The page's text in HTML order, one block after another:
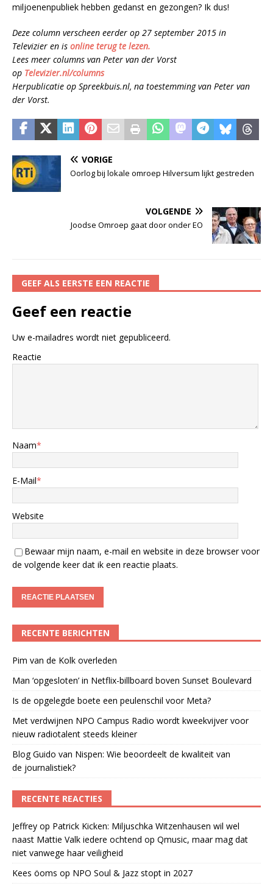
miljoenenpubliek hebben gedanst en gezongen? Ik dus!
Deze column verscheen eerder op 27 september 2015 in
Televizier en is online terug te lezen.
Lees meer columns van Peter van der Vorst
op Televizier.nl/columns
Herpublicatie op Spreekbuis.nl, na toestemming van Peter van
der Vorst.
VORIGE
Oorlog bij lokale omroep Hilversum lijkt gestreden
VOLGENDE
Joodse Omroep gaat door onder EO
GEEF ALS EERSTE EEN REACTIE
Geef een reactie
Uw e-mailadres wordt niet gepubliceerd.
Reactie
Naam*
E-Mail*
Website
Bewaar mijn naam, e-mail en website in deze browser voor
de volgende keer dat ik een reactie plaats.
RECENTE BERICHTEN
Pim van de Kolk overleden
Man ‘opgesloten’ in Netflix-billboard boven Sunset Boulevard
Is de opgelegde boete een peulenschil voor Meta?
Met verdwijnen NPO Campus Radio wordt kweekvijver voor
nieuw radiotalent steeds kleiner
Blog Guido van Nispen: Wie beoordeelt de kwaliteit van
de journalistiek?
RECENTE REACTIES
Jeffrey op Patrick Kicken: Miljuschka Witzenhausen wil wel
naast Mattie Valk iedere ochtend op Qmusic, maar mag dat
niet vanwege haar veiligheid
Kees öoms op NPO Soul & Jazz stopt in 2027